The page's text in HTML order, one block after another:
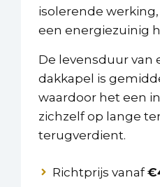
isolerende
een energiezuinig
De levensduur van
dakkapel is
waardoor het een
zichzelf op lange
terugverdient.
Richtprijs vanaf